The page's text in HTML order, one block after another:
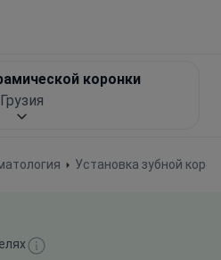
Установка зубной
коронки
Грузия